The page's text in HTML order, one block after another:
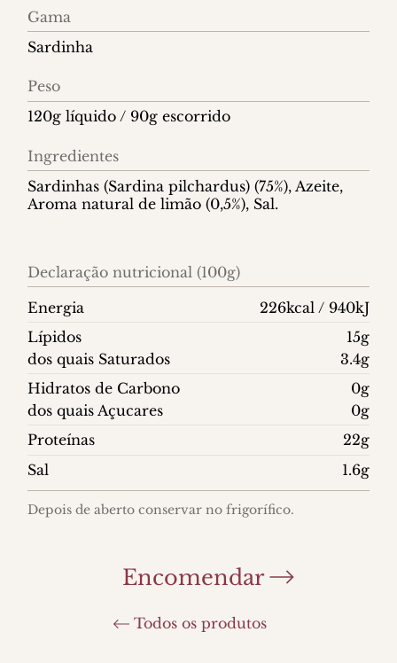
Gama
Sardinha
Peso
120g líquido / 90g escorrido
Ingredientes
Sardinhas (Sardina pilchardus) (75%), Azeite,
Aroma natural de limão (0,5%), Sal.
Declaração nutricional (100g)
Energia
226kcal / 940kJ
Lípidos
15g
dos quais Saturados
3.4g
Hidratos de Carbono
0g
dos quais Açucares
0g
Proteínas
22g
Sal
1.6g
Depois de aberto conservar no frigorífico.
Encomendar
Todos os produtos